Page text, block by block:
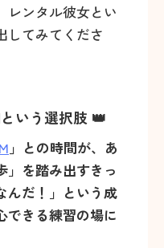
レンタル彼女とい
してみてくださ
いう選択肢 👑
」との時間が、あ
」を踏み出すきっ
んだ！」という成
できる練習の場に